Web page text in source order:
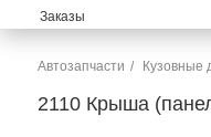
Автозапчасти Кузовные
2110 Крыша